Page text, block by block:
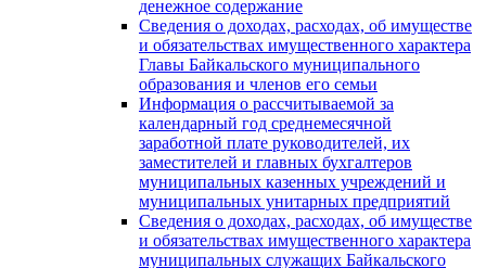
денежное содержание
Сведения о доходах, расходах, об имуществе
и обязательствах имущественного характера
Главы Байкальского муниципального
образования и членов его семьи
Информация о рассчитываемой за
календарный год среднемесячной
заработной плате руководителей, их
заместителей и главных бухгалтеров
муниципальных казенных учреждений и
муниципальных унитарных предприятий
Сведения о доходах, расходах, об имуществе
и обязательствах имущественного характера
муниципальных служащих Байкальского